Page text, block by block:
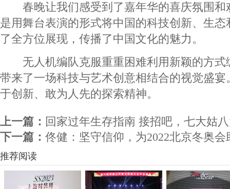
春晚让我们感受到了嘉年华的喜庆氛围和
是用舞台表演的形式将中国的科技创新、生
了全方位展现，传播了中国文化的魅力。
无人机编队克服重重困难利用新颖的方式
带来了一场科技与艺术创意相结合的视觉盛
于创新、敢为人先的探索精神。
上一篇： 回家过年生存指南 接招吧，七大姑
下一篇： 佟健：坚守信仰，为2022北京冬奥会
推荐阅读